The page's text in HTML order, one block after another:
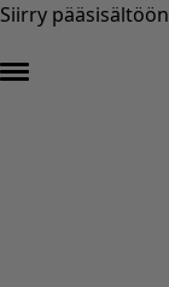
Siirry pääsisältöön